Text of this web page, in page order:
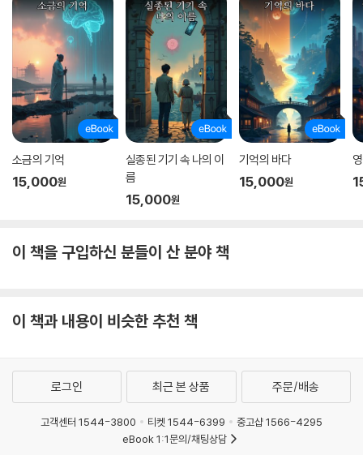
소금의 기억
15,000원
실종된 기기 속 나의 이
름
15,000원
기억의 바다
15,000원
이 책을 구입하신 분들이 산 분야 책
이 책과 내용이 비슷한 추천 책
로그인 최근 본 상품 주문/배송
고객센터 1544-3800 티켓 1544-6399
중고샵 1566-4295
eBook 1:1문의/채팅상담